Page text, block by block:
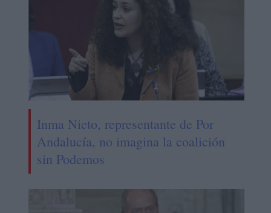
Inma Nieto, representante de Por
Andalucía, no imagina la coalición
sin Podemos